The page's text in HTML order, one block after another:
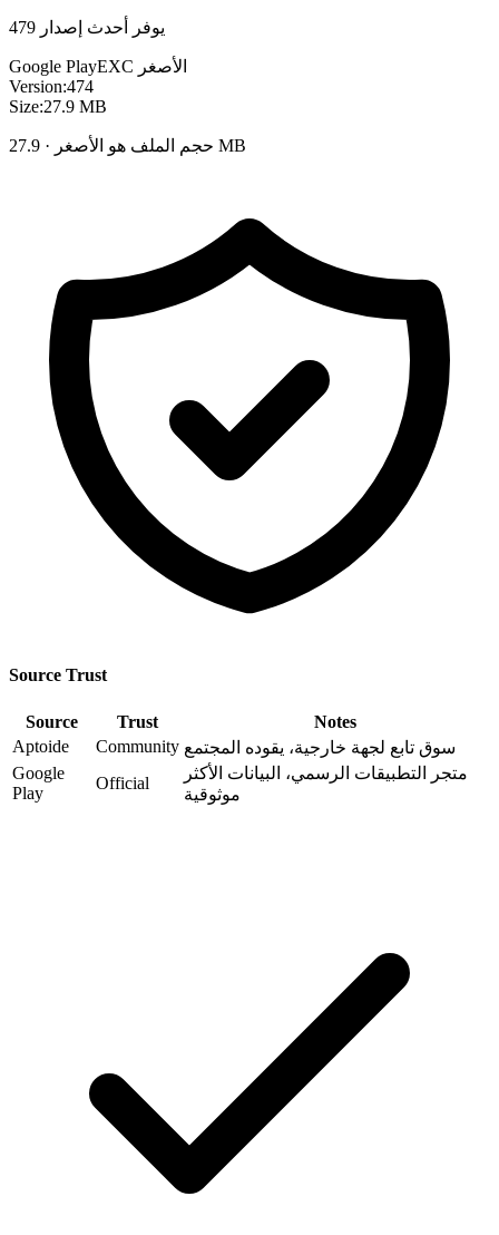
يوفر أحدث إصدار 479
Google PlayEXC الأصغر
Version:474
Size:27.9 MB
حجم الملف هو الأصغر · 27.9 MB
Source Trust
Source Trust
Notes
Aptoide
Community سوق تابع لجهة خارجية، يقوده المجتمع
Google
Play
Official
متجر التطبيقات الرسمي، البيانات الأكثر
موثوقية